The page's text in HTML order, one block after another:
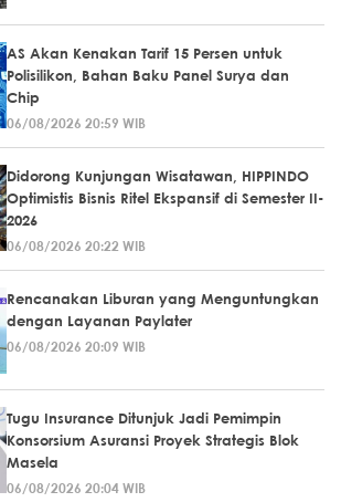
AS Akan Kenakan Tarif 15 Persen untuk
Polisilikon, Bahan Baku Panel Surya dan
Chip
06/08/2026 20:59 WIB
Didorong Kunjungan Wisatawan, HIPPINDO
Optimistis Bisnis Ritel Ekspansif di Semester II-
2026
06/08/2026 20:22 WIB
Rencanakan Liburan yang Menguntungkan
dengan Layanan Paylater
06/08/2026 20:09 WIB
Tugu Insurance Ditunjuk Jadi Pemimpin
Konsorsium Asuransi Proyek Strategis Blok
Masela
06/08/2026 20:04 WIB